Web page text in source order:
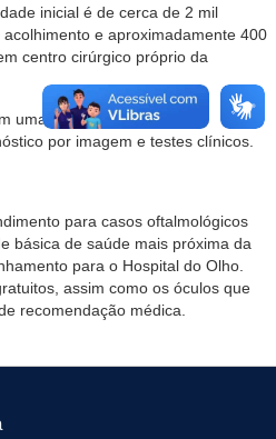
inicial é de cerca de 2 mil
e aproximadamente 400
centro cirúrgico próprio da
uma ampla lista de exames
por imagem e testes clínicos.
para casos oftalmológicos
básica de saúde mais próxima da
para o Hospital do Olho.
assim como os óculos que
recomendação médica.